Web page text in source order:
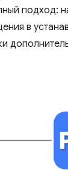
подход:
в